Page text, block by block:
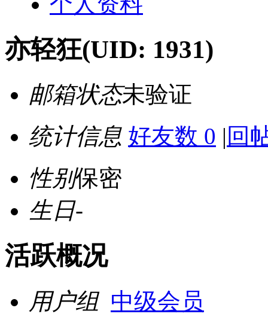
亦轻狂(UID: 1931)
邮箱状态未验证
统计信息 好友数 0 | 回
性别保密
生日-
活跃概况
用户组 中级会员